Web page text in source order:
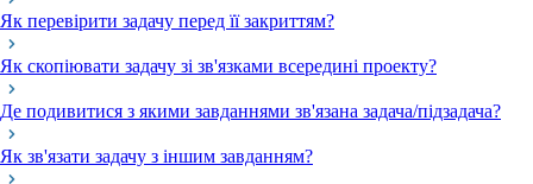
Як перевірити задачу перед її закриттям?
Як скопіювати задачу зі зв'язками всередині проекту?
Де подивитися з якими завданнями зв'язана задача/підзадача?
Як зв'язати задачу з іншим завданням?